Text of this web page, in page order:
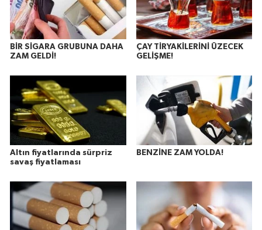
BİR SİGARA GRUBUNA DAHA
ZAM GELDİ!
ÇAY TİRYAKİLERİNİ ÜZECEK
GELİŞME!
Altın fiyatlarında sürpriz
savaş fiyatlaması
BENZİNE ZAM YOLDA!